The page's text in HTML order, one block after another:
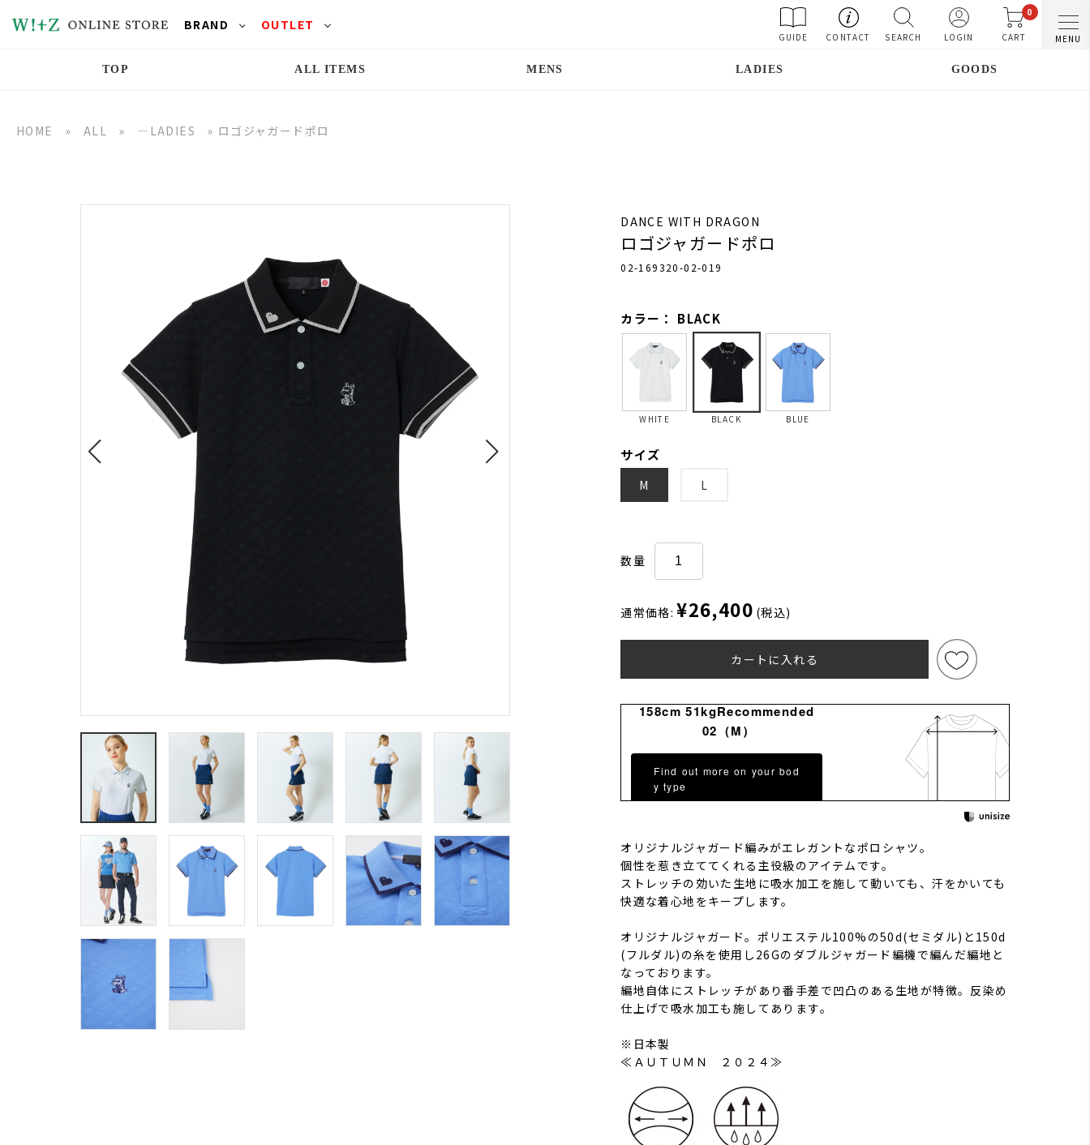
BRAND OUTLET
GUIDE CONTACT SEARCH LOGIN
0
CART MENU
TOP ALL ITEMS MENS LADIES GOODS
HOME » ALL » ―LADIES » ロゴジャガードポロ
DANCE WITH DRAGON
ロゴジャガードポロ
02-169320-02-019
カラー： BLACK
WHITE BLACK BLUE
サイズ
M L
数量
通常価格: ¥26,400 (税込)
カートに入れる
158cm 51kgRecommended
02（M）
Find out more on your bod
y type
オリジナルジャガード編みがエレガントなポロシャツ。
個性を惹き立ててくれる主役級のアイテムです。
ストレッチの効いた生地に吸水加工を施して動いても、汗をかいても
快適な着心地をキープします。
オリジナルジャガード。ポリエステル100%の50d(セミダル)と150d
(フルダル)の糸を使用し26Gのダブルジャガード編機で編んだ編地と
なっております。
編地自体にストレッチがあり番手差で凹凸のある生地が特徴。反染め
仕上げで吸水加工も施してあります。
※日本製
≪ＡＵＴＵＭＮ ２０２４≫